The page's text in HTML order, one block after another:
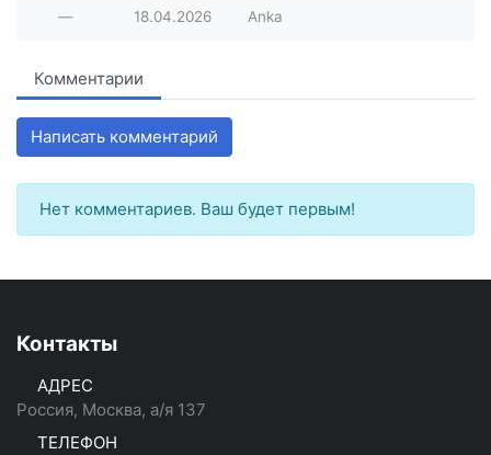
— 18.04.2026 Anka
Комментарии
Написать комментарий
Нет комментариев. Ваш будет первым!
Контакты
АДРЕС
Россия, Москва, а/я 137
ТЕЛЕФОН